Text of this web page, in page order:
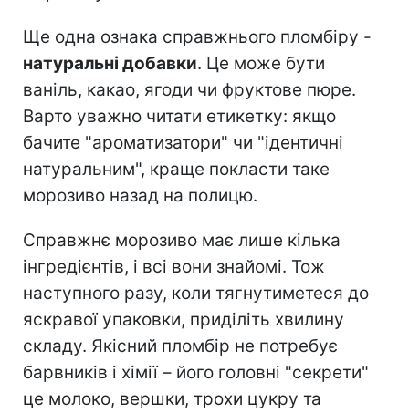
Ще одна ознака справжнього пломбіру -
натуральні добавки. Це може бути
ваніль, какао, ягоди чи фруктове пюре.
Варто уважно читати етикетку: якщо
бачите "ароматизатори" чи "ідентичні
натуральним", краще покласти таке
морозиво назад на полицю.
Справжнє морозиво має лише кілька
інгредієнтів, і всі вони знайомі. Тож
наступного разу, коли тягнутиметеся до
яскравої упаковки, приділіть хвилину
складу. Якісний пломбір не потребує
барвників і хімії – його головні "секрети"
це молоко, вершки, трохи цукру та